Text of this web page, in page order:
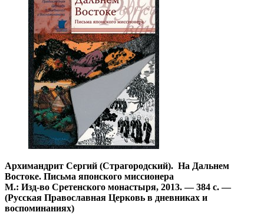
Архимандрит Сергий (Страгородский). На Дальнем
Востоке. Письма японского миссионера
М.: Изд-во Сретенского монастыря, 2013. — 384 с. —
(Русская Православная Церковь в дневниках и
воспоминаниях)